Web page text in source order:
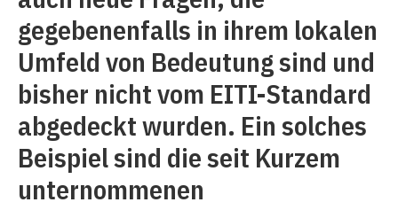
gegebenenfalls in ihrem lokalen
Umfeld von Bedeutung sind und
bisher nicht vom EITI-Standard
abgedeckt wurden. Ein solches
Beispiel sind die seit Kurzem
unternommenen